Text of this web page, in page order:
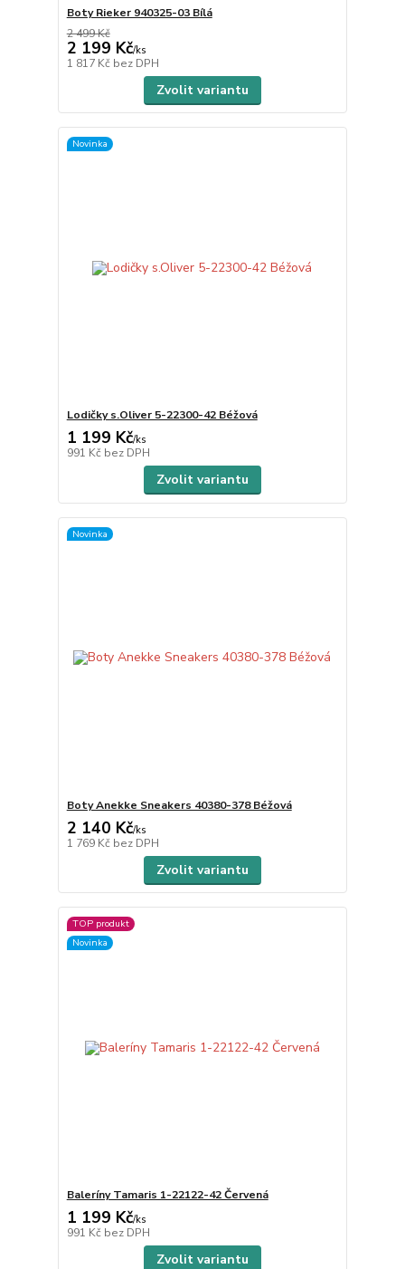
Boty Rieker 940325-03 Bílá
2 499 Kč
2 199 Kč/ks
1 817 Kč bez DPH
Zvolit variantu
Novinka
Lodičky s.Oliver 5-22300-42 Béžová
1 199 Kč/ks
991 Kč bez DPH
Zvolit variantu
Novinka
Boty Anekke Sneakers 40380-378 Béžová
2 140 Kč/ks
1 769 Kč bez DPH
Zvolit variantu
TOP produkt
Novinka
Baleríny Tamaris 1-22122-42 Červená
1 199 Kč/ks
991 Kč bez DPH
Zvolit variantu